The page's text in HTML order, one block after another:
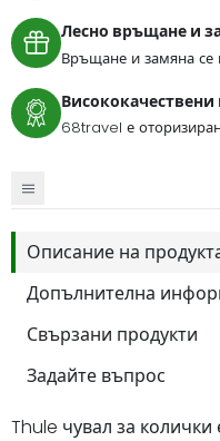
Лесно връщане и
Връщане и замяна се
Висококачествени
68travel е
Описание на
Допълнителна
Свързани продукти
Задайте въпрос
Thule чувал за